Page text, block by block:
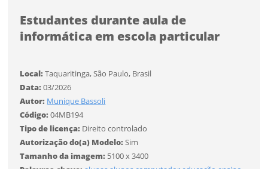
Estudantes durante aula de
informática em escola particular
Local:Taquaritinga, São Paulo, Brasil
Data:03/2026
Autor: Munique Bassoli
Código:04MB194
Tipo de licença: Direito controlado
Autorização do(a) Modelo:Sim
Tamanho da imagem: 5100 x 3400
Selecione
Utilização
Formato
Você ainda não tem conta?
CADASTRE-SE
Tamanho